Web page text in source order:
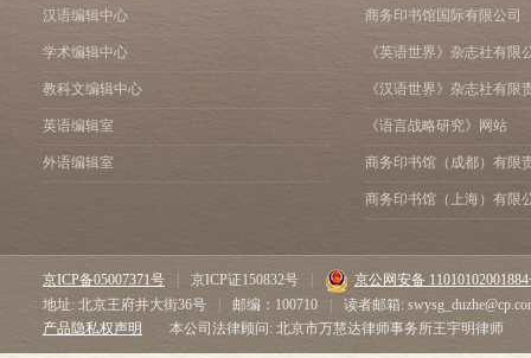
汉语编辑中心
学术编辑中心
教科文编辑中心
英语编辑室
外语编辑室
商务印书馆国际有限公司
《英语世界》杂志社有限
《汉语世界》杂志社有限
《语言战略研究》网站
商务印书馆（成都）有限
商务印书馆（上海）有限
京ICP备05007371号 京ICP证150832号
京公网安备
地址: 北京王府井大街36号
邮编：100710
读者邮箱:
产品隐私权声明
本公司法律顾问: 北京市万慧达律师事务所王宇明律师